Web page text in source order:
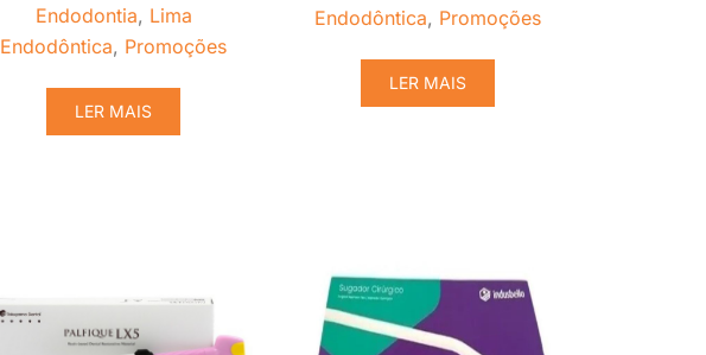
Endodontia, Lima
Endodôntica, Promoções
LER MAIS
Endodôntica, Promoções
LER MAIS